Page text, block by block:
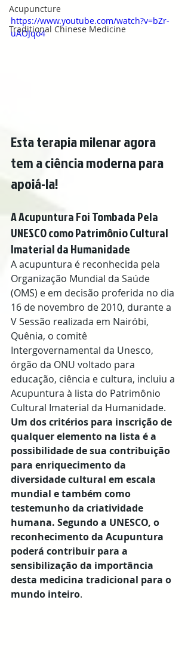
Acupuncture
Traditional Chinese Medicine
https://www.youtube.com/watch?v=bZr-
uAOJqo4
Esta terapia milenar agora
tem a ciência moderna para
apoiá-la!
A Acupuntura Foi Tombada Pela
UNESCO como Patrimônio Cultural
Imaterial da Humanidade
A acupuntura é reconhecida pela
Organização Mundial da Saúde
(OMS) e em decisão proferida no dia
16 de novembro de 2010, durante a
V Sessão realizada em Nairóbi,
Quênia, o comitê
Intergovernamental da Unesco,
órgão da ONU voltado para
educação, ciência e cultura, incluiu a
Acupuntura à lista do Patrimônio
Cultural Imaterial da Humanidade.
Um dos critérios para inscrição de
qualquer elemento na lista é a
possibilidade de sua contribuição
para enriquecimento da
diversidade cultural em escala
mundial e também como
testemunho da criatividade
humana. Segundo a UNESCO, o
reconhecimento da Acupuntura
poderá contribuir para a
sensibilização da importância
desta medicina tradicional para o
mundo inteiro.